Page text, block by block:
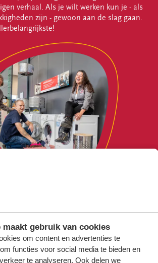
maakt gebruik van cookies
om content en advertenties te
functies voor social media te bieden en
te analyseren. Ook delen we
verhaal. Als je wilt werken kun je - als
zijn - gewoon aan de slag gaan.